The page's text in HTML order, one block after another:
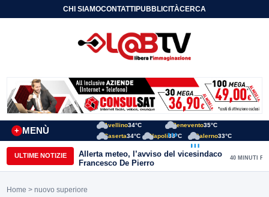
CHI SIAMOCONTATTIPUBBLICITÀCERCA
MENÙ
+
Avellino34°C Benevento35°C
Caserta34°C Napoli33°C Salerno33°C
ULTIME NOTIZIE
Allerta meteo, l’avviso del vicesindaco
Francesco De Pierro
40 MINUTI FA
Home > nuovo superiore